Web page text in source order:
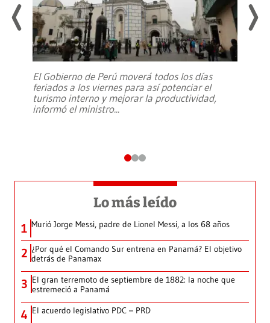
El Gobierno de Perú moverá todos los días
feriados a los viernes para así potenciar el
turismo interno y mejorar la productividad,
informó el ministro...
Lo más leído
1 Murió Jorge Messi, padre de Lionel Messi, a los 68 años
2 ¿Por qué el Comando Sur entrena en Panamá? El objetivo
detrás de Panamax
3 El gran terremoto de septiembre de 1882: la noche que
estremeció a Panamá
4 El acuerdo legislativo PDC – PRD